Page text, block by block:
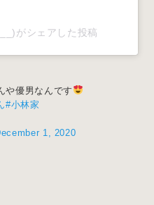
がシェアした投稿
や優男なんです
#小林家
1, 2020